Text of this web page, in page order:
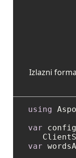
Izlazni
using
var
var